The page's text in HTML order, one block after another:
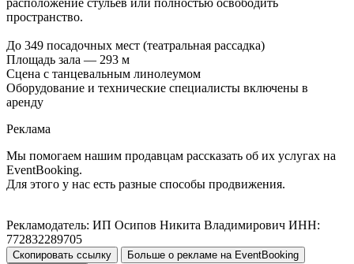
пространство.
До 349 посадочных мест (театральная рассадка)
Площадь зала — 293 м
Сцена с танцевальным линолеумом
Оборудование и технические специалисты включены в
аренду
Реклама
Мы помогаем нашим продавцам рассказать об их услугах на
EventBooking.
Для этого у нас есть разные способы продвижения.
Рекламодатель: ИП Осипов Никита Владимирович ИНН:
772832289705
Скопировать ссылку
Больше о рекламе на EventBooking